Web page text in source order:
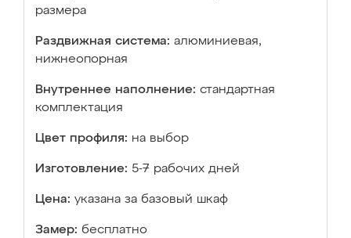
размера
Раздвижная система: алюминиевая,
нижнеопорная
Внутреннее наполнение: стандартная
комплектация
Цвет профиля: на выбор
Изготовление: 5-7 рабочих дней
Цена: указана за базовый шкаф
Замер: бесплатно